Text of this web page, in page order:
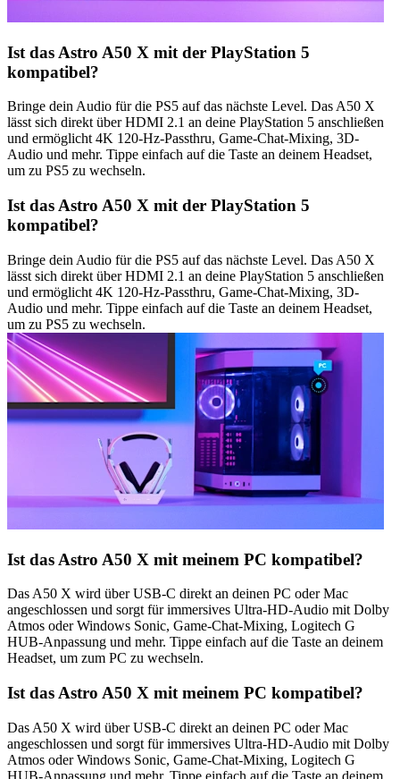
Ist das Astro A50 X mit der PlayStation 5
kompatibel?
Bringe dein Audio für die PS5 auf das nächste Level. Das A50 X
lässt sich direkt über HDMI 2.1 an deine PlayStation 5 anschließen
und ermöglicht 4K 120-Hz-Passthru, Game-Chat-Mixing, 3D-
Audio und mehr. Tippe einfach auf die Taste an deinem Headset,
um zu PS5 zu wechseln.
Ist das Astro A50 X mit der PlayStation 5
kompatibel?
Bringe dein Audio für die PS5 auf das nächste Level. Das A50 X
lässt sich direkt über HDMI 2.1 an deine PlayStation 5 anschließen
und ermöglicht 4K 120-Hz-Passthru, Game-Chat-Mixing, 3D-
Audio und mehr. Tippe einfach auf die Taste an deinem Headset,
um zu PS5 zu wechseln.
Ist das Astro A50 X mit meinem PC kompatibel?
Das A50 X wird über USB-C direkt an deinen PC oder Mac
angeschlossen und sorgt für immersives Ultra-HD-Audio mit Dolby
Atmos oder Windows Sonic, Game-Chat-Mixing, Logitech G
HUB-Anpassung und mehr. Tippe einfach auf die Taste an deinem
Headset, um zum PC zu wechseln.
Ist das Astro A50 X mit meinem PC kompatibel?
Das A50 X wird über USB-C direkt an deinen PC oder Mac
angeschlossen und sorgt für immersives Ultra-HD-Audio mit Dolby
Atmos oder Windows Sonic, Game-Chat-Mixing, Logitech G
HUB-Anpassung und mehr. Tippe einfach auf die Taste an deinem